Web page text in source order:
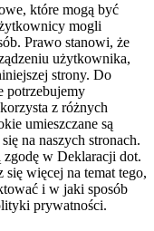
które mogą być
mogli
Prawo stanowi, że
użytkownika,
strony. Do
potrzebujemy
z różnych
umieszczane są
na naszych stronach.
w Deklaracji dot.
więcej na temat tego,
i w jaki sposób
prywatności.